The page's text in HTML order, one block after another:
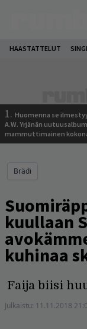
HAASTATTELUT
1. Huomenna se
A.W. Yrjänän
mammuttimainen
Brädi
kuullaan
kuhinaa
Faija biisi
Julkaistu: 11.11.2018